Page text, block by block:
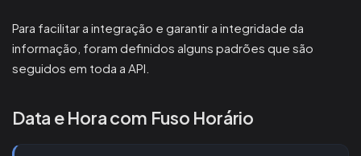
Para facilitar a integração e garantir a integridade da
informação, foram definidos alguns padrões que são
seguidos em toda a API.
Data e Hora com Fuso Horário